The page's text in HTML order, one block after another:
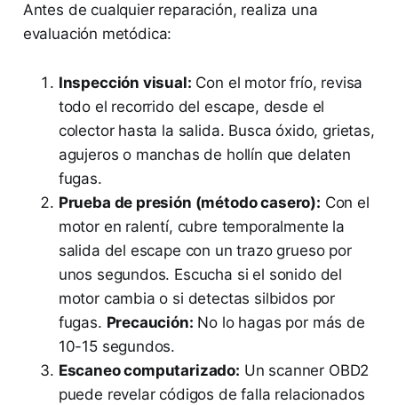
Antes de cualquier reparación, realiza una
evaluación metódica:
Inspección visual: Con el motor frío, revisa
todo el recorrido del escape, desde el
colector hasta la salida. Busca óxido, grietas,
agujeros o manchas de hollín que delaten
fugas.
Prueba de presión (método casero): Con el
motor en ralentí, cubre temporalmente la
salida del escape con un trazo grueso por
unos segundos. Escucha si el sonido del
motor cambia o si detectas silbidos por
fugas. Precaución: No lo hagas por más de
10-15 segundos.
Escaneo computarizado: Un scanner OBD2
puede revelar códigos de falla relacionados